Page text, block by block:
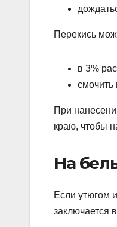
Перекись
в 3%
смочить
При
краю, чтобы
На
Если утюгом
заключается